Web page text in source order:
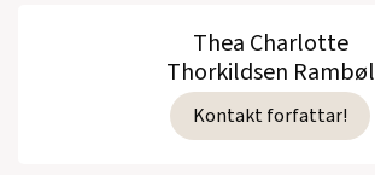
Thea Charlotte
Thorkildsen Rambøl
Kontakt forfattar!